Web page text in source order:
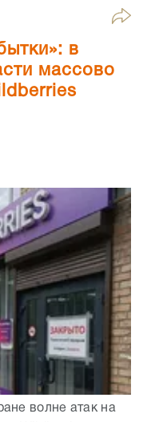
в
массово
волне атак на